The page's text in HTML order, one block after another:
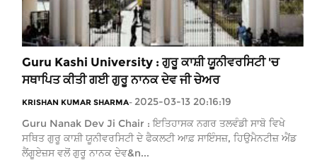
Guru Kashi University : ਗੁਰੂ ਕਾਸ਼ੀ ਯੂਨੀਵਰਸਿਟੀ 'ਚ
ਸਥਾਪਿਤ ਕੀਤੀ ਗਈ ਗੁਰੂ ਨਾਨਕ ਦੇਵ ਜੀ ਚੇਅਰ
KRISHAN KUMAR SHARMA- 2025-03-13 20:16:19
Guru Nanak Dev Ji Chair : ਇਤਿਹਾਸਕ ਨਗਰ ਤਲਵੰਡੀ ਸਾਬੋ ਵਿਖੇ
ਸਥਿਤ ਗੁਰੂ ਕਾਸ਼ੀ ਯੂਨੀਵਰਸਿਟੀ ਦੇ ਫੈਕਲਟੀ ਆਫ਼ ਸਾਇੰਸਜ਼, ਹਿਉਮੈਨਟੀਜ਼ ਐਂਡ
ਲੈਂਗੂਏਜ਼ਸ ਵਲੋਂ ਗੁਰੂ ਨਾਨਕ ਦੇਵ&n...